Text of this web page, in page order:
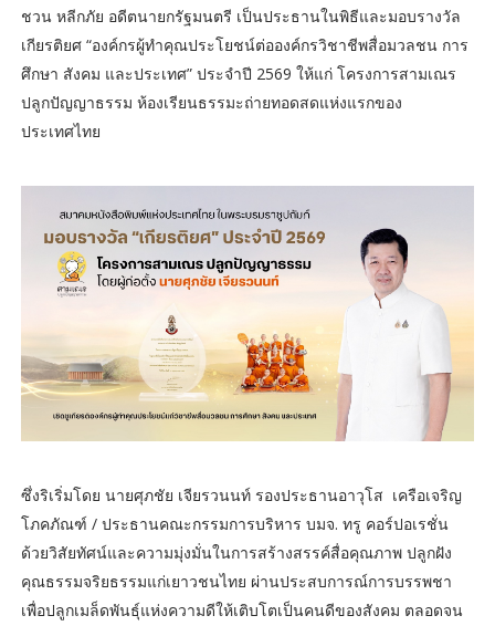
ชวน หลีกภัย อดีตนายกรัฐมนตรี เป็นประธานในพิธีและมอบรางวัล
เกียรติยศ “องค์กรผู้ทำคุณประโยชน์ต่อองค์กรวิชาชีพสื่อมวลชน การ
ศึกษา สังคม และประเทศ” ประจำปี 2569 ให้แก่ โครงการสามเณร
ปลูกปัญญาธรรม ห้องเรียนธรรมะถ่ายทอดสดแห่งแรกของ
ประเทศไทย
ซึ่งริเริ่มโดย นายศุภชัย เจียรวนนท์ รองประธานอาวุโส เครือเจริญ
โภคภัณฑ์ / ประธานคณะกรรมการบริหาร บมจ. ทรู คอร์ปอเรชั่น
ด้วยวิสัยทัศน์และความมุ่งมั่นในการสร้างสรรค์สื่อคุณภาพ ปลูกฝัง
คุณธรรมจริยธรรมแก่เยาวชนไทย ผ่านประสบการณ์การบรรพชา
เพื่อปลูกเมล็ดพันธุ์แห่งความดีให้เติบโตเป็นคนดีของสังคม ตลอดจน